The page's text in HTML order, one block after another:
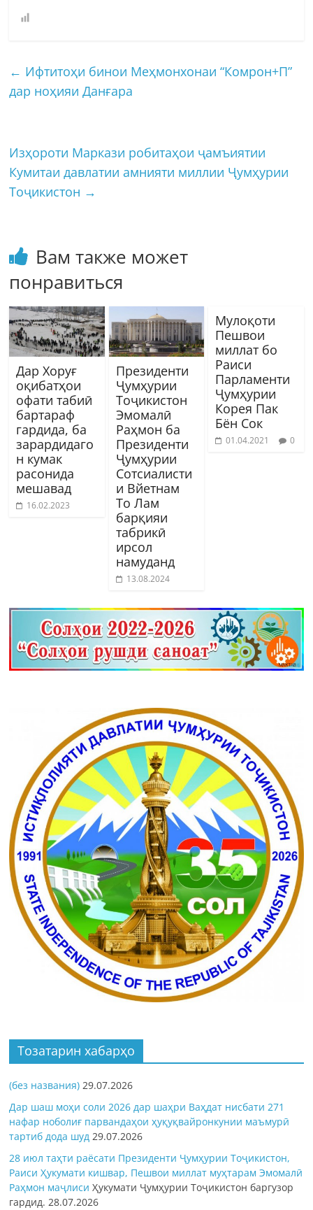
← Ифтитоҳи бинои Меҳмонхонаи “Комрон+П”
дар ноҳияи Данғара
Изҳороти Маркази робитаҳои ҷамъиятии
Кумитаи давлатии амнияти миллии Ҷумҳурии
Тоҷикистон →
Вам также может
понравиться
Дар Хоруғ
оқибатҳои
офати табиӣ
бартараф
гардида, ба
зарардидаго
н кумак
расонида
мешавад
16.02.2023
Президенти
Ҷумҳурии
Тоҷикистон
Эмомалӣ
Раҳмон ба
Президенти
Ҷумҳурии
Сотсиалисти
и Вйетнам
То Лам
барқияи
табрикӣ
ирсол
намуданд
13.08.2024
Мулоқоти
Пешвои
миллат бо
Раиси
Парламенти
Ҷумҳурии
Корея Пак
Бён Сок
01.04.2021 0
Тозатарин хабарҳо
(без названия) 29.07.2026
Дар шаш моҳи соли 2026 дар шаҳри Ваҳдат нисбати 271
нафар ноболиғ парвандаҳои ҳуқуқвайронкунии маъмурӣ
тартиб дода шуд 29.07.2026
28 июл таҳти раёсати Президенти Ҷумҳурии Тоҷикистон,
Раиси Ҳукумати кишвар, Пешвои миллат муҳтарам Эмомалӣ
Раҳмон маҷлисиҲукумати Ҷумҳурии Тоҷикистон баргузор
гардид.28.07.2026